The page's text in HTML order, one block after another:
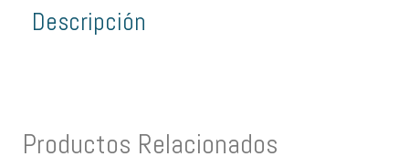
Descripción
Productos Relacionados